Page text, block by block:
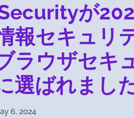
が
報セキュリ
ラウザセキ
選ばれまし
6, 2024